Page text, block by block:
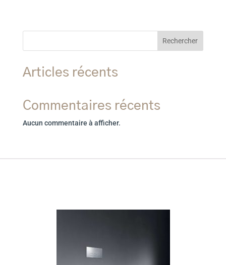
Rechercher
Articles récents
Commentaires récents
Aucun commentaire à afficher.